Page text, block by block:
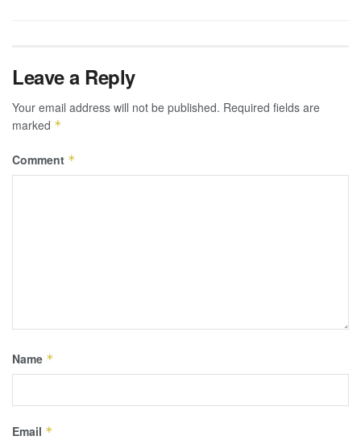
Leave a Reply
Your email address will not be published. Required fields are
marked *
Comment *
Name *
Email *